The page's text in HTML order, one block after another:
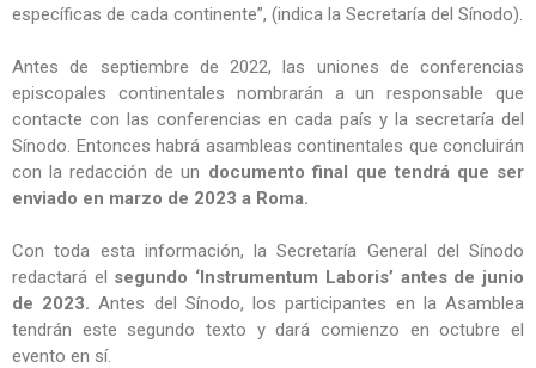
específicas de cada continente”, (indica la Secretaría del Sínodo).
Antes de septiembre de 2022, las uniones de conferencias
episcopales continentales nombrarán a un responsable que
contacte con las conferencias en cada país y la secretaría del
Sínodo. Entonces habrá asambleas continentales que concluirán
con la redacción de un documento final que tendrá que ser
enviado en marzo de 2023 a Roma.
Con toda esta información, la Secretaría General del Sínodo
redactará el segundo ‘Instrumentum Laboris’ antes de junio
de 2023. Antes del Sínodo, los participantes en la Asamblea
tendrán este segundo texto y dará comienzo en octubre el
evento en sí.